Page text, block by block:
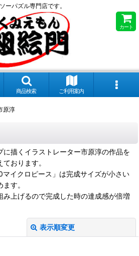
ーパズル専門店です。
カート
商品検索 ご利用案内
原淳
に描くイラストレーター市原淳の作品を
おります。
イクロピース」は完成サイズが小さい
す。
み上げるので完成した時の達成感が倍増
表示順変更